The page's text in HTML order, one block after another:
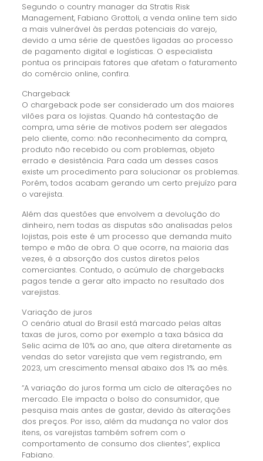
Segundo o country manager da Stratis Risk
Management, Fabiano Grottoli, a venda online tem sido
a mais vulnerável às perdas potenciais do varejo,
devido a uma série de questões ligadas ao processo
de pagamento digital e logísticas. O especialista
pontua os principais fatores que afetam o faturamento
do comércio online, confira.
Chargeback
O chargeback pode ser considerado um dos maiores
vilões para os lojistas. Quando há contestação de
compra, uma série de motivos podem ser alegados
pelo cliente, como: não reconhecimento da compra,
produto não recebido ou com problemas, objeto
errado e desistência. Para cada um desses casos
existe um procedimento para solucionar os problemas.
Porém, todos acabam gerando um certo prejuízo para
o varejista.
Além das questões que envolvem a devolução do
dinheiro, nem todas as disputas são analisadas pelos
lojistas, pois este é um processo que demanda muito
tempo e mão de obra. O que ocorre, na maioria das
vezes, é a absorção dos custos diretos pelos
comerciantes. Contudo, o acúmulo de chargebacks
pagos tende a gerar alto impacto no resultado dos
varejistas.
Variação de juros
O cenário atual do Brasil está marcado pelas altas
taxas de juros, como por exemplo a taxa básica da
Selic acima de 10% ao ano, que altera diretamente as
vendas do setor varejista que vem registrando, em
2023, um crescimento mensal abaixo dos 1% ao mês.
“A variação do juros forma um ciclo de alterações no
mercado. Ele impacta o bolso do consumidor, que
pesquisa mais antes de gastar, devido às alterações
dos preços. Por isso, além da mudança no valor dos
itens, os varejistas também sofrem com o
comportamento de consumo dos clientes”, explica
Fabiano.